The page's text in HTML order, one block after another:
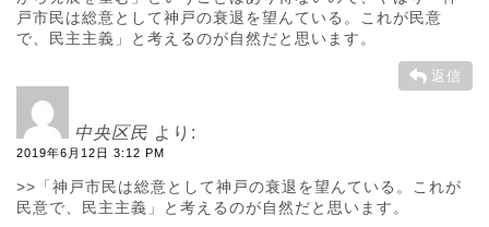
戸市民は総意として神戸の衰退を望んている。これが民意
で、民主主義」と考えるのが自然だと思います。
返信
中央区民 より:
2019年6月12日 3:12 PM
>>「神戸市民は総意として神戸の衰退を望んている。これが
民意で、民主主義」と考えるのが自然だと思います。